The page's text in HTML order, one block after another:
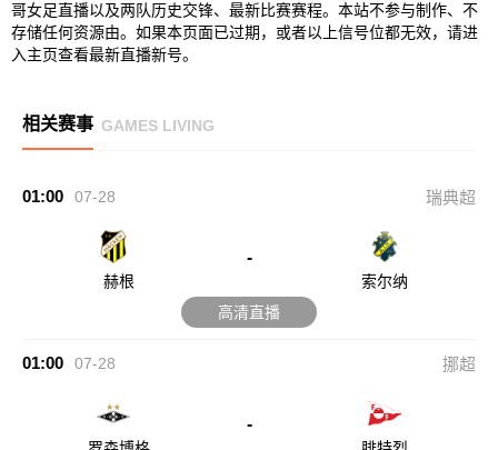
哥女足直播以及两队历史交锋、最新比赛赛程。本站不参与制作、不
存储任何资源由。如果本页面已过期，或者以上信号位都无效，请进
入主页查看最新直播新号。
相关赛事 GAMES LIVING
01:00 07-28 瑞典超
赫根
-
索尔纳
高清直播
01:00 07-28 挪超
-